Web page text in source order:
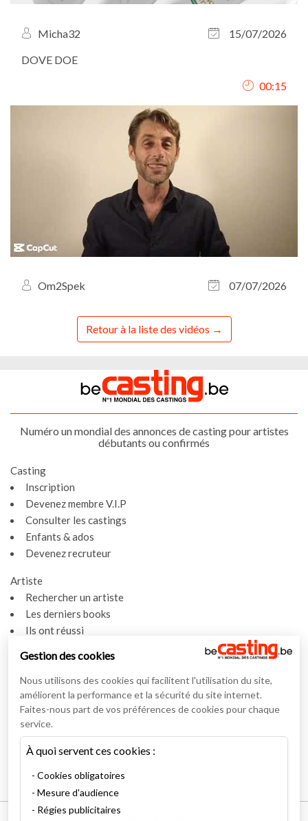
Micha32
15/07/2026
DOVE DOE
00:15
Om2Spek 07/07/2026
Retour à la liste des vidéos
Numéro un mondial des annonces de casting pour artistes
débutants ou confirmés
Casting
Inscription
Devenez membre V.I.P
Consulter les castings
Enfants & ados
Devenez recruteur
Artiste
Rechercher un artiste
Les derniers books
Ils ont réussi
Actualités
Actualités
Vidéos
Interviews
Nos interviews
Mentions légales
Gestion des cookies
Nous utilisons des cookies qui facilitent l'utilisation du site,
améliorent la performance et la sécurité du site internet.
Faites-nous part de vos préférences de cookies pour chaque
service.
À quoi servent ces cookies :
Cookies obligatoires
Mesure d'audience
Régies publicitaires